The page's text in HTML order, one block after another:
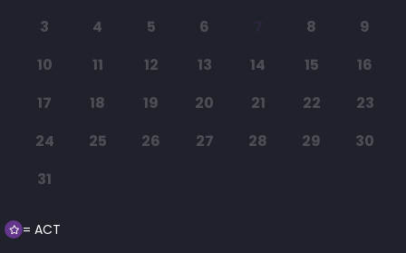
3
4 5 6 8
9
10
11 12 13 14 15
16
17
18 19 20 21 22
23
24
25 26 27 28 29
30
31
= ACT